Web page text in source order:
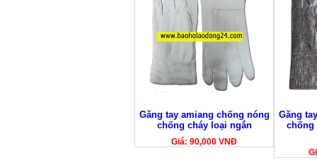
Găng tay amiang chống nóng
chống cháy loại ngắn
Giá: 90,000 VNĐ
Găng
chống